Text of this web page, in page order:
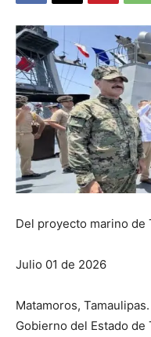
Del proyecto marino de
Julio 01 de 2026
Matamoros,
Gobierno del Estado